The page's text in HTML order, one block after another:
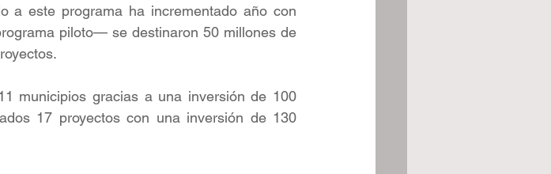
a este programa ha incrementado año con
piloto— se destinaron 50 millones de
municipios gracias a una inversión de 100
17 proyectos con una inversión de 130